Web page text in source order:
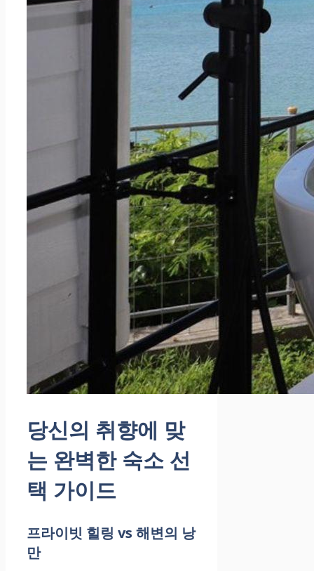
당신의 취향에 맞
는 완벽한 숙소 선
택 가이드
프라이빗 힐링 vs 해변의 낭
만